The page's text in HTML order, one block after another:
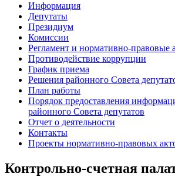
Информация
Депутаты
Президиум
Комиссии
Регламент и нормативно-правовые
Противодействие коррупции
График приема
Решения районного Совета
План работы
Порядок предоставления
районного Совета депутатов
Отчет о деятельности
Контакты
Проекты нормативно-правовых
Контрольно-счетная